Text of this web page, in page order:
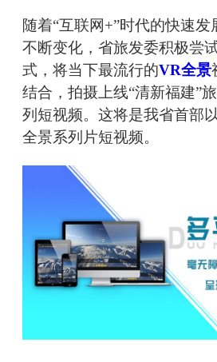
随着“互联网+”时代的快速
不断变化，省旅发委积极尝
式，将当下最流行的VR全景
结合，拍摄上线“清新福建”
列短视频。这将是我省首部
全景系列片短视频。